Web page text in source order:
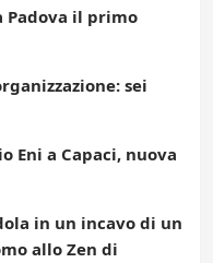
il primo
sei
Eni a Capaci, nuova
in un incavo di un
allo Zen di